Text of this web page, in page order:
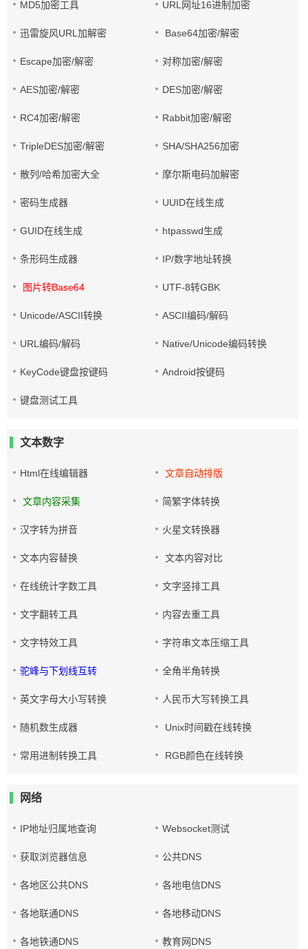
MD5加密工具 URL网址16进制加密
迅雷旋风URL加解密 Base64加密/解密
Escape加密/解密 对称加密/解密
AES加密/解密 DES加密/解密
RC4加密/解密 Rabbit加密/解密
TripleDES加密/解密 SHA/SHA256加密
散列/哈希加密大全 摩尔斯电码加解密
密码生成器 UUID在线生成
GUID在线生成 htpasswd生成
条形码生成器 IP/数字地址转换
图片转Base64 UTF-8转GBK
Unicode/ASCII转换 ASCII编码/解码
URL编码/解码 Native/Unicode编码转换
KeyCode键盘按键码 Android按键码
键盘测试工具
文本数字
Html在线编辑器 文章自动排版
文章内容采集 简繁字体转换
汉字转为拼音 火星文转换器
文本内容替换 文本内容对比
在线统计字数工具 文字竖排工具
文字翻转工具 内容去重工具
文字特效工具 字符串文本压缩工具
驼峰与下划线互转 全角半角转换
英文字母大小写转换 人民币大写转换工具
随机数生成器 Unix时间戳在线转换
常用进制转换工具 RGB颜色在线转换
网络
IP地址归属地查询 Websocket测试
获取浏览器信息 公共DNS
各地区公共DNS 各地电信DNS
各地联通DNS 各地移动DNS
各地铁通DNS 教育网DNS